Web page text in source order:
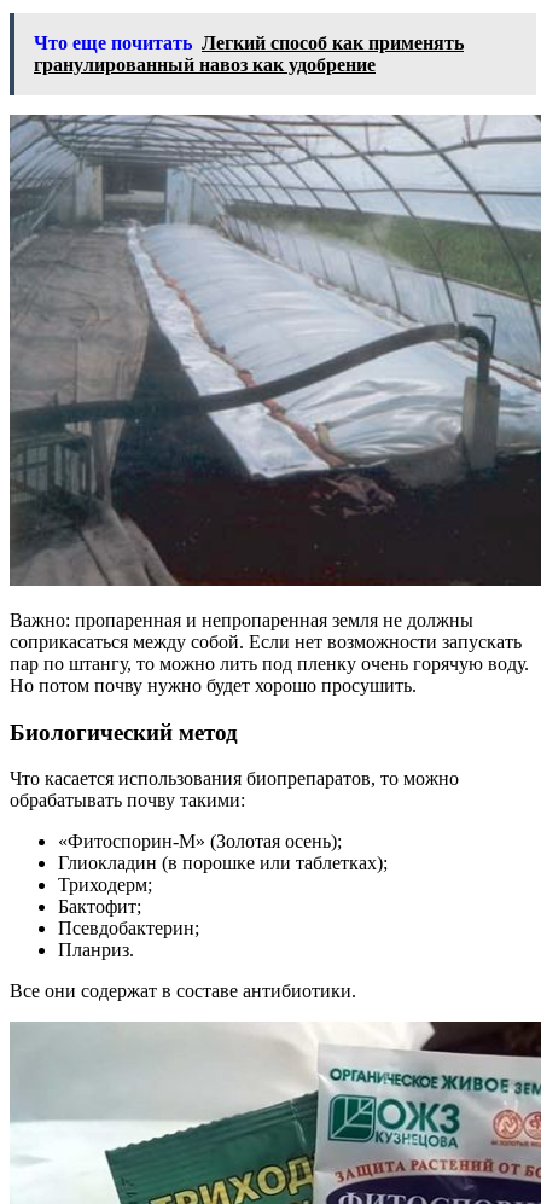
Что еще почитать Легкий способ как применять
гранулированный навоз как удобрение
Важно: пропаренная и непропаренная земля не должны
соприкасаться между собой. Если нет возможности запускать
пар по штангу, то можно лить под пленку очень горячую воду.
Но потом почву нужно будет хорошо просушить.
Биологический метод
Что касается использования биопрепаратов, то можно
обрабатывать почву такими:
«Фитоспорин-М» (Золотая осень);
Глиокладин (в порошке или таблетках);
Триходерм;
Бактофит;
Псевдобактерин;
Планриз.
Все они содержат в составе антибиотики.